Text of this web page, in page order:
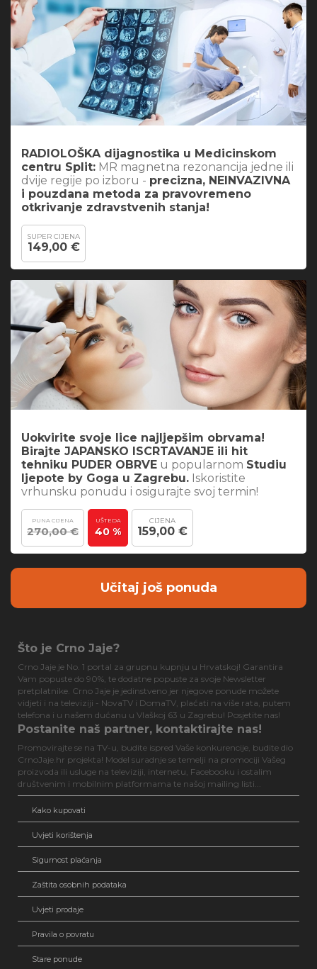
RADIOLOŠKA dijagnostika u Medicinskom
centru Split: MR magnetna rezonancija jedne ili
dvije regije po izboru - precizna, NEINVAZIVNA
i pouzdana metoda za pravovremeno
otkrivanje zdravstvenih stanja!
SUPER CIJENA
149,00 €
Uokvirite svoje lice najljepšim obrvama!
Birajte JAPANSKO ISCRTAVANJE ili hit
tehniku PUDER OBRVE u popularnom Studiu
ljepote by Goga u Zagrebu. Iskoristite
vrhunsku ponudu i osigurajte svoj termin!
PUNA CIJENA
270,00 €
UŠTEDA
40 %
CIJENA
159,00 €
Učitaj još ponuda
Što je Crno Jaje?
Crno Jaje je No. 1 portal za grupnu kupnju u Hrvatskoj! Garantira
Vam popuste do 90%, te dodatne popuste za svoje Newsletter
pretplatnike. Crno Jaje je jedinstveno jer njegove ponude možete
vidjeti i na televiziji - NovaTV i DomaTV, plaćati na više rata, putem
telefona i u našem dućanu u Vlaškoj 63 u Zagrebu! Posjetite nas!
Postanite naš partner, kontaktirajte nas!
Promovirajte se na TV-u, budite ispred Vaše konkurencije, budite dio
CrnoJaje.hr projekta! Model suradnje se temelji na promociji Vašeg
proizvoda ili usluge na televiziji, internetu, Facebooku i ostalim
društvenim i mobilnim platformama te našoj mailing listi...
Kako kupovati
Uvjeti korištenja
Sigurnost plaćanja
Zaštita osobnih podataka
Uvjeti prodaje
Pravila o povratu
Stare ponude